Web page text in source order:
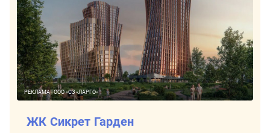
РЕКЛАМА | ООО «СЗ «ЛАРГО»
ЖК Сикрет Гарден